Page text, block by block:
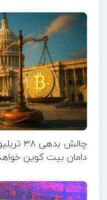
چالش
دامان بیت کوین